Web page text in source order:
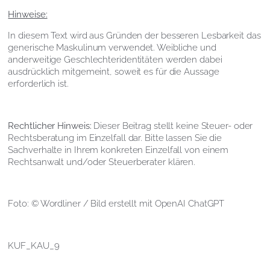
Hinweise:
In diesem Text wird aus Gründen der besseren Lesbarkeit das
generische Maskulinum verwendet. Weibliche und
anderweitige Geschlechteridentitäten werden dabei
ausdrücklich mitgemeint, soweit es für die Aussage
erforderlich ist.
Rechtlicher Hinweis: Dieser Beitrag stellt keine Steuer- oder
Rechtsberatung im Einzelfall dar. Bitte lassen Sie die
Sachverhalte in Ihrem konkreten Einzelfall von einem
Rechtsanwalt und/oder Steuerberater klären.
Foto: © Wordliner / Bild erstellt mit OpenAI ChatGPT
KUF_KAU_9